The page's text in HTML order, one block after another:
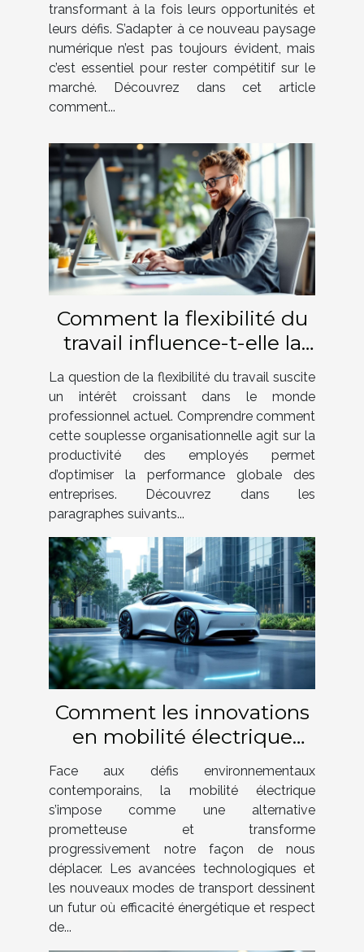
transformant à la fois leurs opportunités et
leurs défis. S’adapter à ce nouveau paysage
numérique n’est pas toujours évident, mais
c’est essentiel pour rester compétitif sur le
marché. Découvrez dans cet article
comment...
Comment la flexibilité du
travail influence-t-elle la
productivité des employés
?
La question de la flexibilité du travail suscite
un intérêt croissant dans le monde
professionnel actuel. Comprendre comment
cette souplesse organisationnelle agit sur la
productivité des employés permet
d’optimiser la performance globale des
entreprises. Découvrez dans les
paragraphes suivants...
Comment les innovations
en mobilité électrique
façonnent-elles notre futur
Face aux défis environnementaux
contemporains, la mobilité électrique
s’impose comme une alternative
prometteuse et transforme
progressivement notre façon de nous
déplacer. Les avancées technologiques et
les nouveaux modes de transport dessinent
un futur où efficacité énergétique et respect
de...